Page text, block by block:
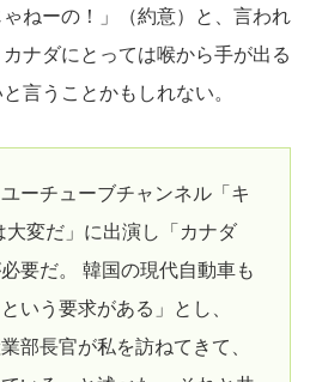
ねーの！」（約意）と、言われ
ナダにとっては喉から手が出る
言うことかもしれない。
ーチューブチャンネル「キ
大変だ」に出演し「カナダ
要だ。 韓国の現代自動車も
いう要求がある」とし、
部長官が私を訪ねてきて、